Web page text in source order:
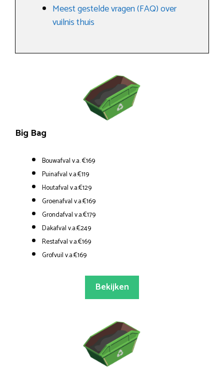
Meest gestelde vragen (FAQ) over
vuilnis thuis
Big Bag
Bouwafval v.a. €169
Puinafval v.a.€119
Houtafval v.a.€129
Groenafval v.a.€169
Grondafval v.a.€179
Dakafval v.a.€249
Restafval v.a.€169
Grofvuil v.a.€169
Bekijken